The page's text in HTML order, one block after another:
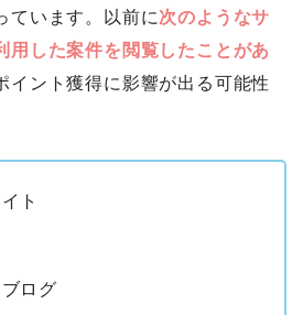
ています。以前に次のようなサ
用した案件を閲覧したことがあ
イント獲得に影響が出る可能性
ト
ログ